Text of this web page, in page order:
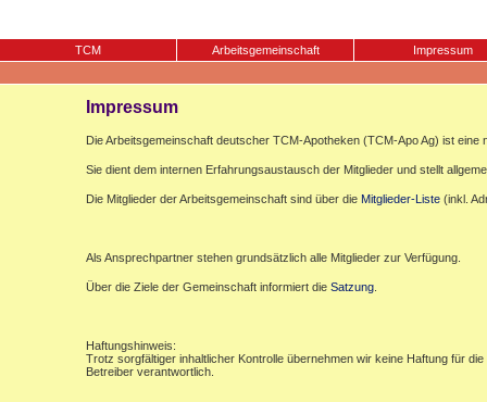
TCM Arbeitsgemeinschaft Impressum
Impressum
Die Arbeitsgemeinschaft deutscher TCM-Apotheken (TCM-Apo Ag) ist eine
Sie dient dem internen Erfahrungsaustausch der Mitglieder und stellt
Die Mitglieder der Arbeitsgemeinschaft sind über die Mitglieder-Liste (inkl.
Als Ansprechpartner stehen grundsätzlich alle Mitglieder zur Verfügung.
Über die Ziele der Gemeinschaft informiert die Satzung
Haftungshinweis:
Trotz sorgfältiger inhaltlicher Kontrolle übernehmen wir keine Haftung für
Betreiber verantwortlich.